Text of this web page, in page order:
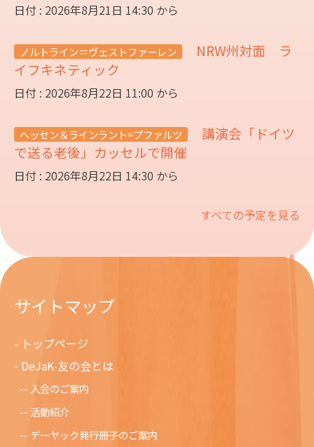
日付 : 2026年8月21日 14:30 から
ノルトライン＝ヴェストファーレン
NRW州対面 ラ
イフキネティック
日付 : 2026年8月22日 11:00 から
ヘッセン＆ラインラント=プファルツ
講演会「ドイツ
で送る老後」カッセルで開催
日付 : 2026年8月22日 14:30 から
すべての予定を見る
サイトマップ
トップページ
DeJaK-友の会とは
入会のご案内
活動紹介
デーヤック発行冊子のご案内